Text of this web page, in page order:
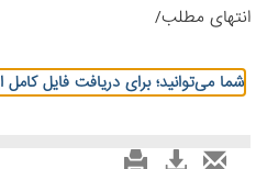
انتهای مطلب/
شما می‌توانید؛ برای دریافت فایل کامل